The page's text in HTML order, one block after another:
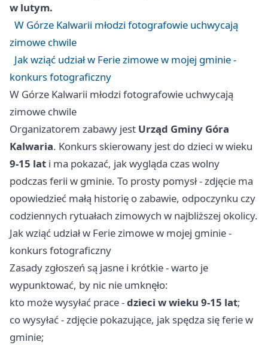
w lutym.
W Górze Kalwarii młodzi fotografowie uchwycają
zimowe chwile
Jak wziąć udział w Ferie zimowe w mojej gminie -
konkurs fotograficzny
W Górze Kalwarii młodzi fotografowie uchwycają
zimowe chwile
Organizatorem zabawy jest Urząd Gminy Góra
Kalwaria. Konkurs skierowany jest do dzieci w wieku
9-15 lat i ma pokazać, jak wygląda czas wolny
podczas ferii w gminie. To prosty pomysł - zdjęcie ma
opowiedzieć małą historię o zabawie, odpoczynku czy
codziennych rytuałach zimowych w najbliższej okolicy.
Jak wziąć udział w Ferie zimowe w mojej gminie -
konkurs fotograficzny
Zasady zgłoszeń są jasne i krótkie - warto je
wypunktować, by nic nie umknęło:
kto może wysyłać prace -dzieci w wieku 9-15 lat;
co wysyłać - zdjęcie pokazujące, jak spędza się ferie w
gminie;